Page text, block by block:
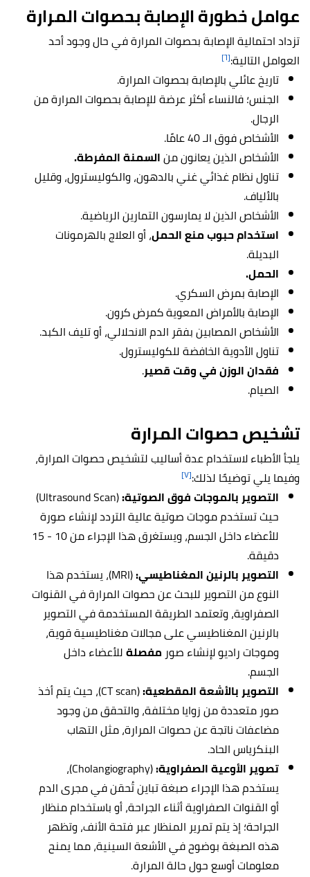
عوامل خطورة الإصابة بحصوات المرارة
تزداد احتمالية الإصابة بحصوات المرارة في حال وجود أحد
العوامل التالية:[٦]
تاريخ عائلي بالإصابة بحصوات المرارة.
الجنس؛ فالنساء أكثر عرضة للإصابة بحصوات المرارة من
الرجال.
الأشخاص فوق الـ 40 عامًا.
الأشخاص الذين يعانون منالسمنة المفرطة.
تناول نظام غذائي غني بالدهون، والكوليسترول، وقليل
بالألياف.
الأشخاص الذين لا يمارسون التمارين الرياضية.
استخدام حبوب منع الحمل، أو العلاج بالهرمونات
البديلة.
الحمل.
الإصابة بمرض السكري.
الإصابة بالأمراض المعوية كمرض كرون.
الأشخاص المصابين بفقر الدم الانحلالي، أو تليف الكبد.
تناول الأدوية الخافضة للكوليسترول.
فقدان الوزن في وقت قصير.
الصيام.
تشخيص حصوات المرارة
يلجأ الأطباء لاستخدام عدة أساليب لتشخيص حصوات المرارة،
وفيما يلي توضيحًا لذلك:[٧]
التصوير بالموجات فوق الصوتية:
(Ultrasound Scan)
حيث تستخدم موجات صوتية عالية التردد لإنشاء صورة
للأعضاء داخل الجسم، ويستغرق هذا الإجراء من 10 - 15
دقيقة.
التصوير بالرنين المغناطيسي:
(MRI)، يستخدم هذا
النوع من التصوير للبحث عن حصوات المرارة في القنوات
الصفراوية، وتعتمد الطريقة المستخدمة في التصوير
بالرنين المغناطيسي على مجالات مغناطيسية قوية،
وموجات راديو لإنشاء صور مفصلةللأعضاء داخل
الجسم.
التصوير بالأشعة المقطعية:
(CT scan)، حيث يتم أخذ
صور متعددة من زوايا مختلفة، والتحقق من وجود
مضاعفات ناتجة عن حصوات المرارة، مثل التهاب
البنكرياس الحاد.
تصوير الأوعية الصفراوية:
(Cholangiography)،
يستخدم هذا الإجراء صبغة تباين تُحقن في مجرى الدم
أو القنوات الصفراوية أثناء الجراحة، أو باستخدام منظار
الجراحة؛ إذ يتم تمرير المنظار عبر فتحة الأنف، وتظهر
هذه الصبغة بوضوح في الأشعة السينية، مما يمنح
معلومات أوسع حول حالة المرارة.